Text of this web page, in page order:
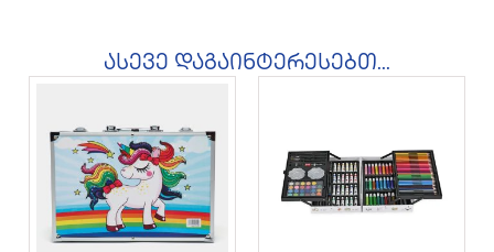
ასევე დაგაინტერესებთ...